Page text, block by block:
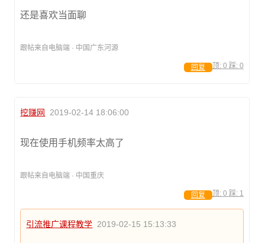
还是喜欢当面聊
跟帖来自电脑端 · 中国广东河源
顶: 0 踩: 0
回复
挖赚网 2019-02-14 18:06:00
现在使用手机频率太高了
跟帖来自电脑端 · 中国重庆
顶: 0 踩: 1
回复
引流推广课程教学 2019-02-15 15:13:33